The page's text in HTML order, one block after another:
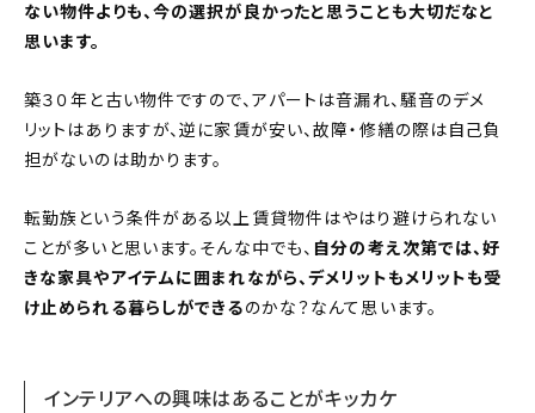
ない物件よりも、今の選択が良かったと思うことも大切だなと
思います。
築３０年と古い物件ですので、アパートは音漏れ、騒音のデメ
リットはありますが、逆に家賃が安い、故障・修繕の際は自己負
担がないのは助かります。
転勤族という条件がある以上賃貸物件はやはり避けられない
ことが多いと思います。そんな中でも、 自分の考え次第では、好
きな家具やアイテムに囲まれながら、デメリットもメリットも受
け止められる暮らしができるのかな？なんて思います。
インテリアへの興味はあることがキッカケ